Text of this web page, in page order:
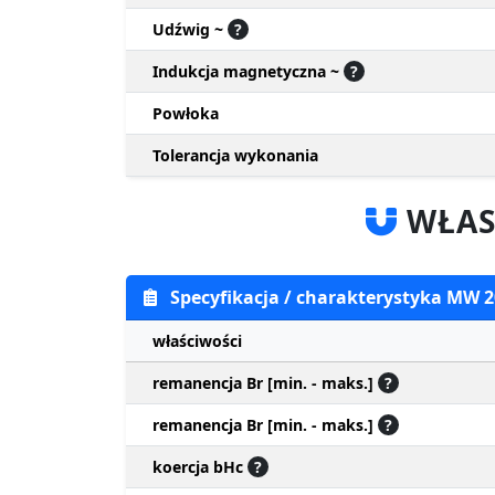
Udźwig ~ ?
Indukcja magnetyczna ~ ?
Powłoka
Tolerancja wykonania
Specyfikacja / charakterystyka MW
właściwości
remanencja Br [min. - maks.] ?
remanencja Br [min. - maks.] ?
koercja bHc ?